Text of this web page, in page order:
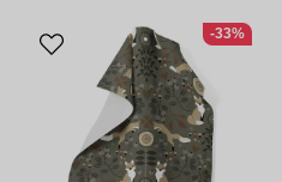
-33%